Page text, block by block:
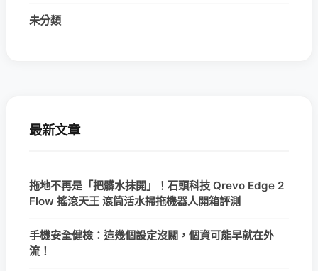
未分類
最新文章
拖地不再是「把髒水抹開」！石頭科技 Qrevo Edge 2
Flow 搖滾天王 滾筒活水掃拖機器人開箱評測
手機安全健檢：這幾個設定沒關，個資可能早就在外
流！